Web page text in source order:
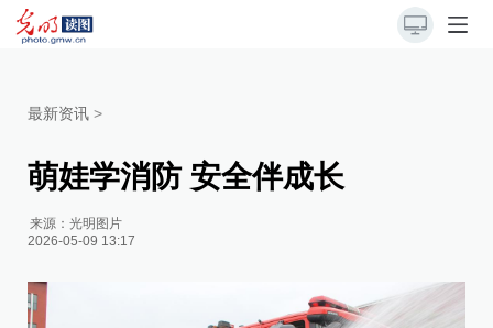
最新资讯 >
萌娃学消防 安全伴成长
来源：光明图片
2026-05-09 13:17